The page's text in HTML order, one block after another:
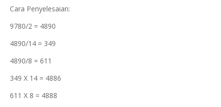
Cara Penyelesaian:
9780/2 = 4890
4890/14 = 349
4890/8 = 611
349 X 14 = 4886
611 X 8 = 4888